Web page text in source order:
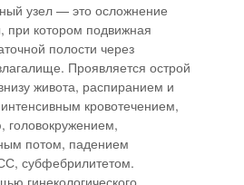
узел — это осложнение
котором подвижная
полости через
Проявляется острой
живота, распиранием и
кровотечением,
головокружением,
потом, падением
субфебрилитетом.
гинекологического